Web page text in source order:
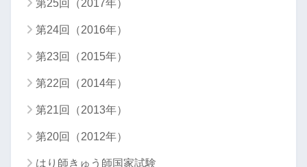
第25回（2017年）
第24回（2016年）
第23回（2015年）
第22回（2014年）
第21回（2013年）
第20回（2012年）
はり師きゅう師国家試験